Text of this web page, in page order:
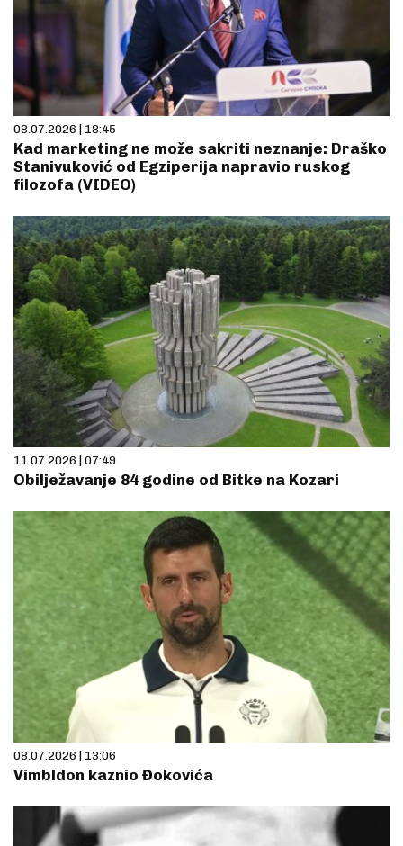
08.07.2026 | 18:45
Kad marketing ne može sakriti neznanje: Draško
Stanivuković od Egziperija napravio ruskog
filozofa (VIDEO)
11.07.2026 | 07:49
Obilježavanje 84 godine od Bitke na Kozari
08.07.2026 | 13:06
Vimbldon kaznio Đokovića